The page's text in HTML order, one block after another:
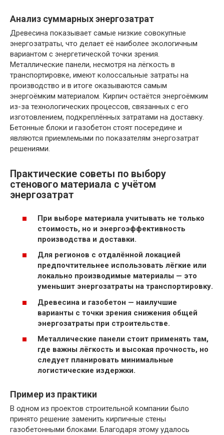
Анализ суммарных энергозатрат
Древесина показывает самые низкие совокупные
энергозатраты, что делает её наиболее экологичным
вариантом с энергетической точки зрения.
Металлические панели, несмотря на лёгкость в
транспортировке, имеют колоссальные затраты на
производство и в итоге оказываются самым
энергоёмким материалом. Кирпич остаётся энергоёмким
из-за технологических процессов, связанных с его
изготовлением, подкреплённых затратами на доставку.
Бетонные блоки и газобетон стоят посередине и
являются приемлемыми по показателям энергозатрат
решениями.
Практические советы по выбору
стенового материала с учётом
энергозатрат
При выборе материала учитывать не только
стоимость, но и энергоэффективность
производства и доставки.
Для регионов с отдалённой локацией
предпочтительнее использовать лёгкие или
локально производимые материалы — это
уменьшит энергозатраты на транспортировку.
Древесина и газобетон — наилучшие
варианты с точки зрения снижения общей
энергозатраты при строительстве.
Металлические панели стоит применять там,
где важны лёгкость и высокая прочность, но
следует планировать минимальные
логистические издержки.
Пример из практики
В одном из проектов строительной компании было
принято решение заменить кирпичные стены
газобетонными блоками. Благодаря этому удалось